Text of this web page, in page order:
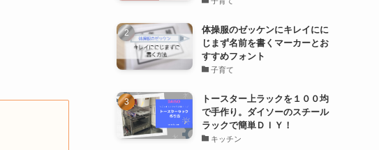
体操服のゼッケンにキレイにに
じまず名前を書くマーカーとお
すすめフォント
子育て
トースター上ラックを１００均
で手作り。ダイソーのスチール
ラックで簡単ＤＩＹ！
キッチン